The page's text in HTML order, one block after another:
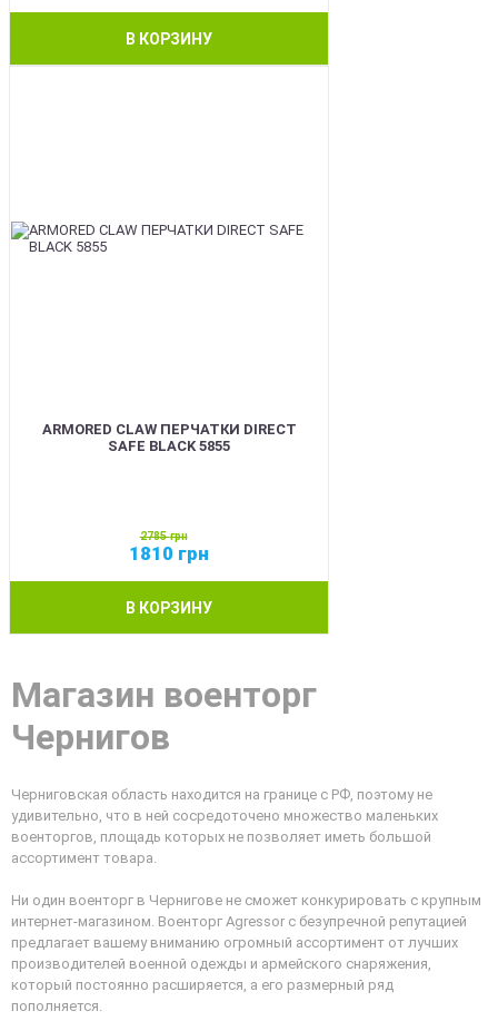
В КОРЗИНУ
ARMORED CLAW ПЕРЧАТКИ DIRECT
SAFE BLACK 5855
2785грн
1810 грн
В КОРЗИНУ
Магазин военторг
Чернигов
Черниговская область находится на границе с РФ, поэтому не
удивительно, что в ней сосредоточено множество маленьких
военторгов, площадь которых не позволяет иметь большой
ассортимент товара.
Ни один военторг в Чернигове не сможет конкурировать с крупным
интернет-магазином. Военторг Agressor с безупречной репутацией
предлагает вашему вниманию огромный ассортимент от лучших
производителей военной одежды и армейского снаряжения,
который постоянно расширяется, а его размерный ряд
пополняется.